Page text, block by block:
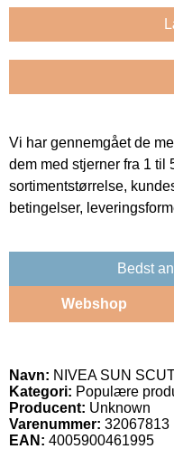
Vi har gennemgået de
dem med stjerner fra 1 til
sortimentstørrelse,
betingelser,
Bedst
Webshop
Navn: NIVEA SUN
Kategori: Populære
Producent: Unknown
Varenummer: 32067813
EAN: 4005900461995